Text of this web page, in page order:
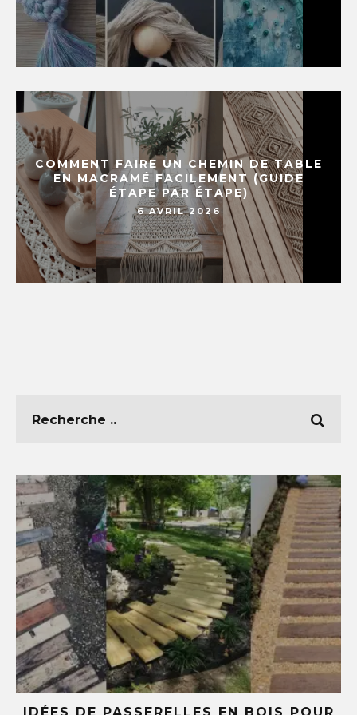
COMMENT FAIRE UN CHEMIN DE TABLE
EN MACRAMÉ FACILEMENT (GUIDE
ÉTAPE PAR ÉTAPE)
6 AVRIL 2026